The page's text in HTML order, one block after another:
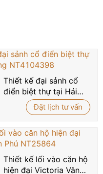
hóa không gian đại sảnh
Thiết kế đại sảnh cổ
điển biệt thự tại Hải
Phòng NT4104398
Đặt lịch tư vấn
Thiết kế lối vào căn hộ
hiện đại Victoria Văn